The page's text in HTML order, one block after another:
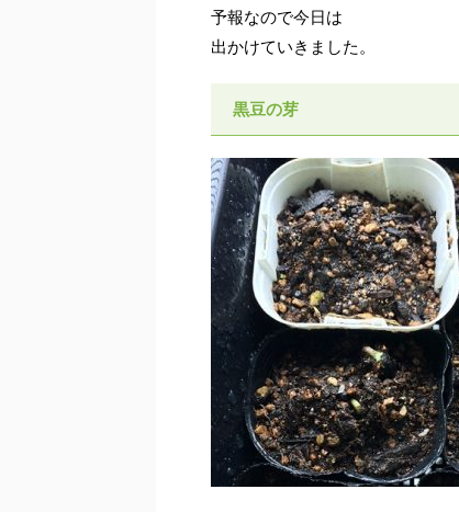
予報なので今日は
出かけていきました。
黒豆の芽